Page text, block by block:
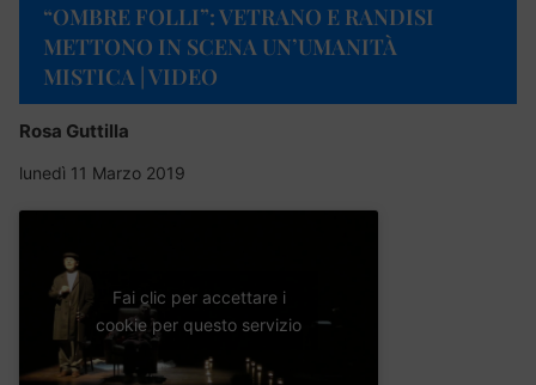
“OMBRE FOLLI”: VETRANO E RANDISI
METTONO IN SCENA UN’UMANITÀ
MISTICA | VIDEO
Rosa Guttilla
lunedì 11 Marzo 2019
Fai clic per accettare i
cookie per questo servizio